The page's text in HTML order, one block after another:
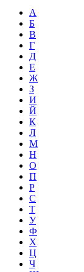
А
Б
В
Г
Д
Е
Ж
З
И
Й
К
Л
М
Н
О
П
Р
С
Т
У
Ф
Х
Ц
Ч